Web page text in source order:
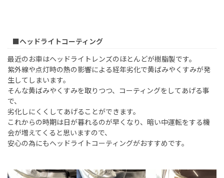
■ヘッドライトコーティング
最近のお車はヘッドライトレンズのほとんどが樹脂製です。
紫外線や点灯時の熱の影響による経年劣化で黄ばみやくすみが発
生してしまいます。
そんな黄ばみやくすみを取りつつ、コーティングをしてあげる事
で、
劣化しにくくしてあげることができます。
これからの時期は日が暮れるのが早くなり、暗い中運転をする機
会が増えてくると思いますので、
安心の為にもヘッドライトコーティングがおすすめです。